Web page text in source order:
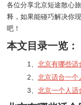
各位分享北京短途散心
释，如果能碰巧解决你
吧！
本文目录一览：
1、 北京有哪些适
2、 北京适合一个
3、 北京一个人适